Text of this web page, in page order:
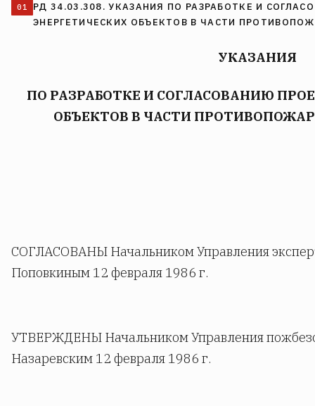
РД 34.03.308. УКАЗАНИЯ ПО РАЗРАБОТКЕ И
ЭНЕРГЕТИЧЕСКИХ ОБЪЕКТОВ В ЧАСТИ
УКАЗАНИЯ
ПО РАЗРАБОТКЕ И СОГЛАСОВАНИЮ
ОБЪЕКТОВ В ЧАСТИ
СОГЛАСОВАНЫ Начальником Управления
Поповкиным 12 февраля 1986 г.
УТВЕРЖДЕНЫ Начальником Управления
Назаревским 12 февраля 1986 г.